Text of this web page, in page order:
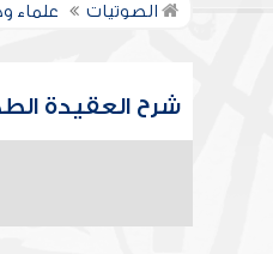
الصوتيات علماء
شرح العقيدة